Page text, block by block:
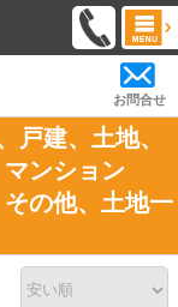
お問合せ
戸建、土地、
ンション
の他、土地一